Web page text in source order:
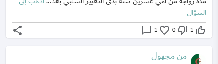
السؤال
thumb_up_off_alt
1
thumb_down_off_alt
0
favorite_border
1
chat_bubble_outline
share
من مجهول